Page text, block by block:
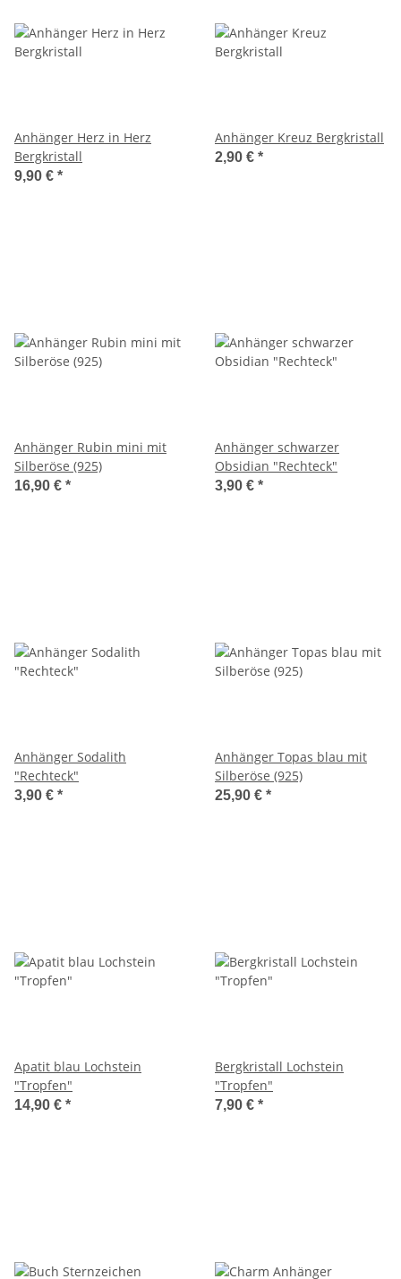
Anhänger Herz in Herz
Bergkristall
9,90 € *
Anhänger Kreuz Bergkristall
2,90 € *
Anhänger Rubin mini mit
Silberöse (925)
16,90 € *
Anhänger schwarzer
Obsidian "Rechteck"
3,90 € *
Anhänger Sodalith
"Rechteck"
3,90 € *
Anhänger Topas blau mit
Silberöse (925)
25,90 € *
Apatit blau Lochstein
"Tropfen"
14,90 € *
Bergkristall Lochstein
"Tropfen"
7,90 € *